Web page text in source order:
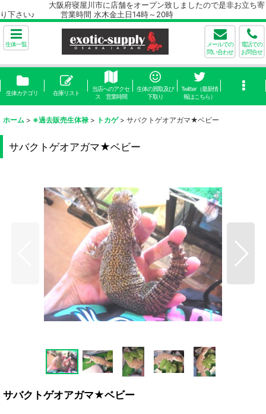
大阪府寝屋川市に店舗をオープン致しましたので是非お立ち寄
り下さい♪ 営業時間 水木金土日14時～20時
生体一覧
メールでの
問い合わせ
電話での
お問合せ
生体カテゴリ 在庫リスト
当店へのアクセ
ス 営業時間
生体の買取及び
下取り
Twitter（最新情
報はこちら）
ホーム > ※過去販売生体禄 > トカゲ > サバクトゲオアガマ★ベビー
サバクトゲオアガマ★ベビー
サバクトゲオアガマ★ベビー